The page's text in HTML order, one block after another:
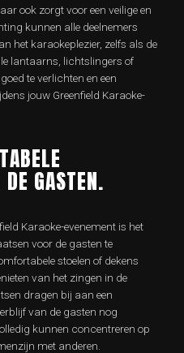
ook zorgt voor een veilige en
kunnen alle deelnemers
het karaokeplezier, zelfs als de
lantaarns, lichtslingers of
te verlichten en een
jouw Greenfield Karaoke-
GASTEN.
Karaoke-evenement is het
voor de gasten te
stoelen of dekens
van het zingen in de
dragen bij aan een
van de gasten nog
kunnen concentreren op
met anderen.